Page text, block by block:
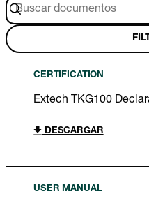
CERTIFICATION
Extech TKG100
DESCARGAR
USER MANUAL